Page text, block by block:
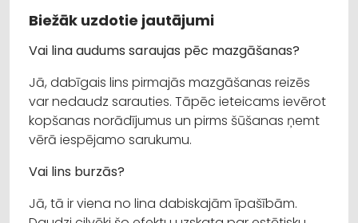
Biežāk uzdotie jautājumi
Vai lina audums saraujas pēc mazgāšanas?
Jā, dabīgais lins pirmajās mazgāšanas reizēs
var nedaudz sarauties. Tāpēc ieteicams ievērot
kopšanas norādījumus un pirms šūšanas ņemt
vērā iespējamo sarukumu.
Vai lins burzās?
Jā, tā ir viena no lina dabiskajām īpašībām.